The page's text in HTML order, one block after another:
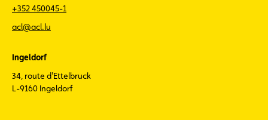
+352 450045-1
acl@acl.lu
Ingeldorf
34, route d'Ettelbruck
L-9160 Ingeldorf